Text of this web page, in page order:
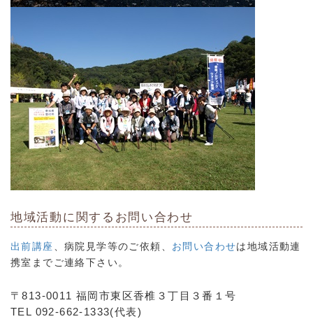
地域活動に関する お問い合わせ
出前講座 、病院見学等のご依頼、 お問い合わせは地域活動連
携室までご連絡下さい。
〒813-0011 福岡市東区香椎３丁目３番１号
TEL 092-662-1333(代表)